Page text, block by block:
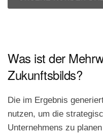
Was ist der
Zukunftsbilds?
Die im Ergebnis
nutzen, um die
Unternehmens zu